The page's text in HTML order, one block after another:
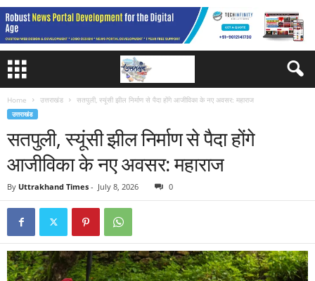
Home उत्तराखंड सतपुली, स्यूंसी झील निर्माण से पैदा होंगे आजीविका के नए अवसर: महाराज
उत्तराखंड
सतपुली, स्यूंसी झील निर्माण से पैदा होंगे
आजीविका के नए अवसर: महाराज
By Uttrakhand Times - July 8, 2026 0